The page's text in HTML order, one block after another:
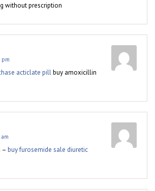
without prescription
pm
acticlate pillbuy amoxicillin
– buy furosemide sale diuretic